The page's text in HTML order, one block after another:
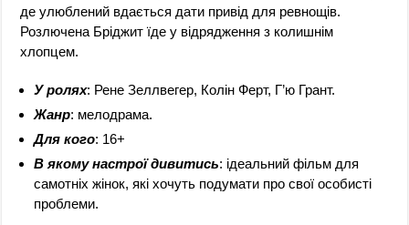
де улюблений вдається дати привід для ревнощів.
Розлючена Бріджит їде у відрядження з колишнім
хлопцем.
У ролях: Рене Зеллвегер, Колін Ферт, Г’ю Грант.
Жанр: мелодрама.
Для кого: 16+
В якому настрої дивитись: ідеальний фільм для
самотніх жінок, які хочуть подумати про свої особисті
проблеми.